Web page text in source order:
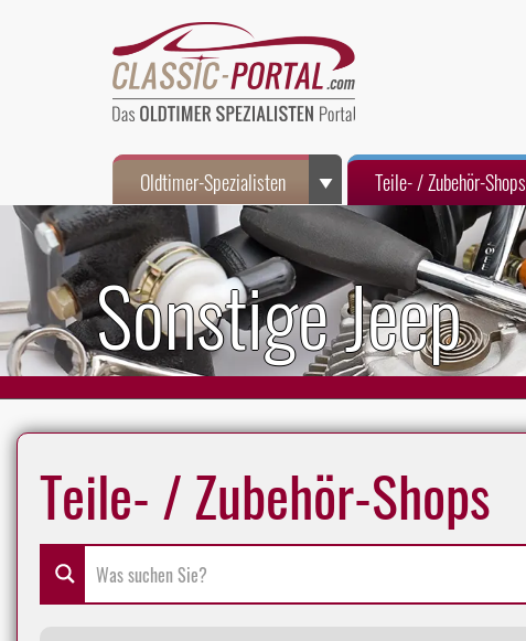
Oldtimer-Spezialisten Teile- / Zubehör-Shops
Sonstige Jeep
Teile- / Zubehör-Shops